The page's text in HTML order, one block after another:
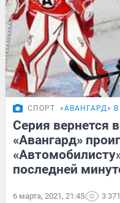
СПОРТ «АВАНГАРД»
Серия вернется
«Авангард»
последней
6 марта, 2021, 21:45 3 371